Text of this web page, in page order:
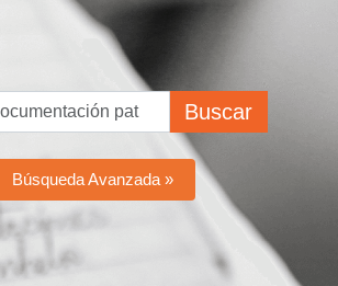
Buscar
Búsqueda Avanzada »